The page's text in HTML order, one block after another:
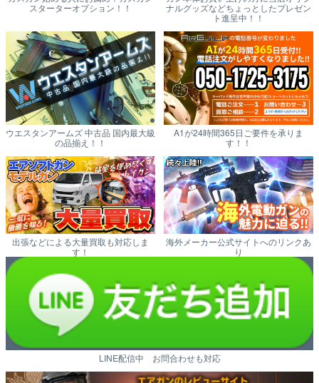
スターターオプション！！
ナルグッズなどちょっとしたプレゼン
ト進呈中！！
ウエスタンアームズ 中古品 国内最大級
の品揃え！！
A1が24時間365日ご要件を承りま
す！！
出張などによる大量買取も対応しま
す！
海外メーカー公式サイトへのリンクあ
り
LINE配信中 お問合わせも対応